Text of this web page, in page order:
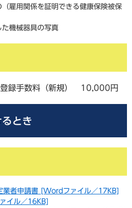
雇用関係を証明できる健康保険被保
機械器具の写真
登録手数料（新規） 10,000円
とき
業者申請書 [Wordファイル／17KB]
イル／16KB]